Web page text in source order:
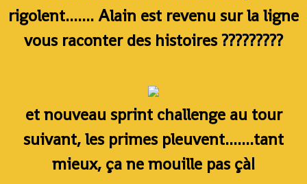
rigolent....... Alain est revenu sur la ligne
vous raconter des histoires ?????????
et nouveau sprint challenge au tour
suivant, les primes pleuvent.......tant
mieux, ça ne mouille pas çà!